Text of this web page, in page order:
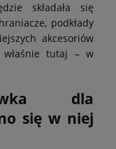
składała się
podkłady
akcesoriów
tutaj – w
dla
się w niej